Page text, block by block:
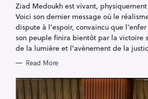
E
S
Ziad Medoukh est vivant,
Voici son dernier message où le
dispute à l’espoir, convaincu que
son peuple finira bientôt par la victoire
de la lumière et l’avènement de la
Read More